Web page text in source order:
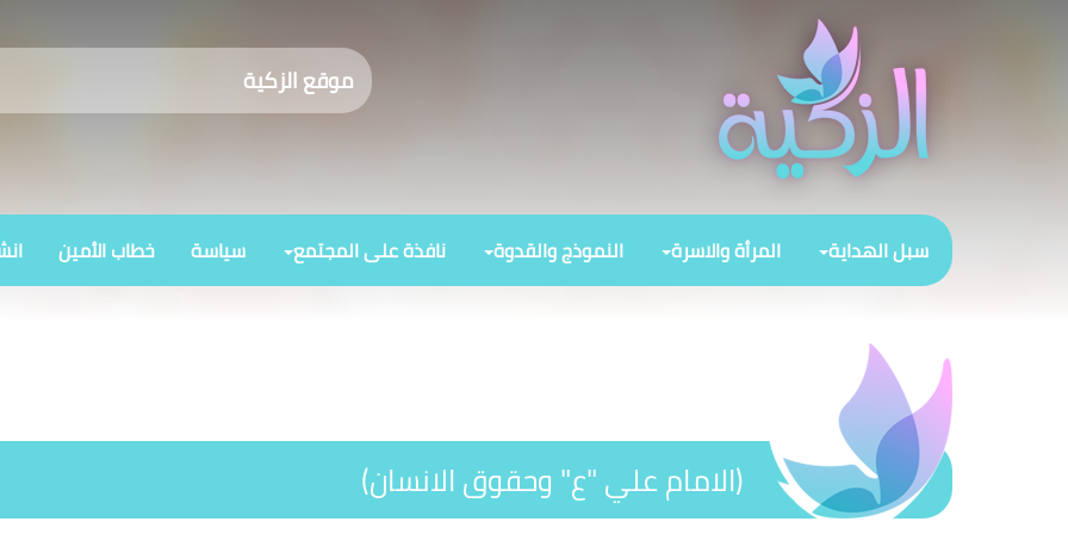
موقع الزكية
سبل الهداية المرأة والاسرة النموذج والقدوة نافذة على المجتمع سياسة خطاب الأمين
(الامام علي "ع" وحقوق الانسان)